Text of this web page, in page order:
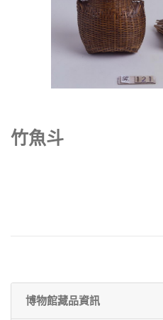
竹魚斗
博物館藏品資訊